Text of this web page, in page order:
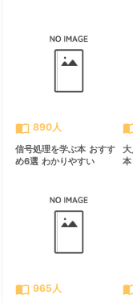
import_contacts 890人
信号処理を学ぶ本 おすす
め6選 わかりやすい
import_contacts 965人